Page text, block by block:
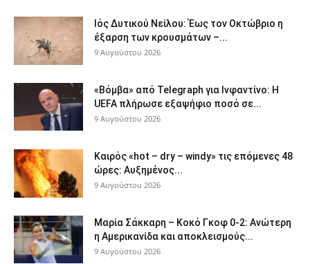
Ιός Δυτικού Νείλου: Έως τον Οκτώβριο η
έξαρση των κρουσμάτων –...
9 Αυγούστου 2026
«Βόμβα» από Telegraph για Ινφαντίνο: Η
UEFA πλήρωσε εξαψήφιο ποσό σε...
9 Αυγούστου 2026
Καιρός «hot – dry – windy» τις επόμενες 48
ώρες: Αυξημένος...
9 Αυγούστου 2026
Μαρία Σάκκαρη – Κοκό Γκοφ 0-2: Ανώτερη
η Αμερικανίδα και αποκλεισμούς...
9 Αυγούστου 2026